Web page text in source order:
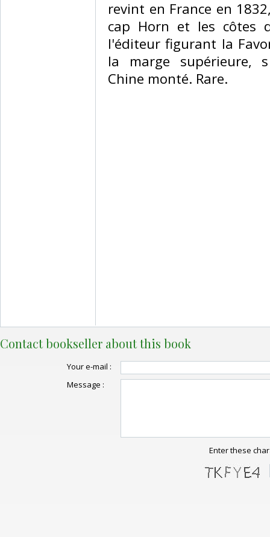
revint en France en
cap Horn et les côtes
l'éditeur figurant la
la marge supérieure,
Chine monté. Rare.‎
Contact bookseller about this book
Your e-mail :
Message :
Enter these